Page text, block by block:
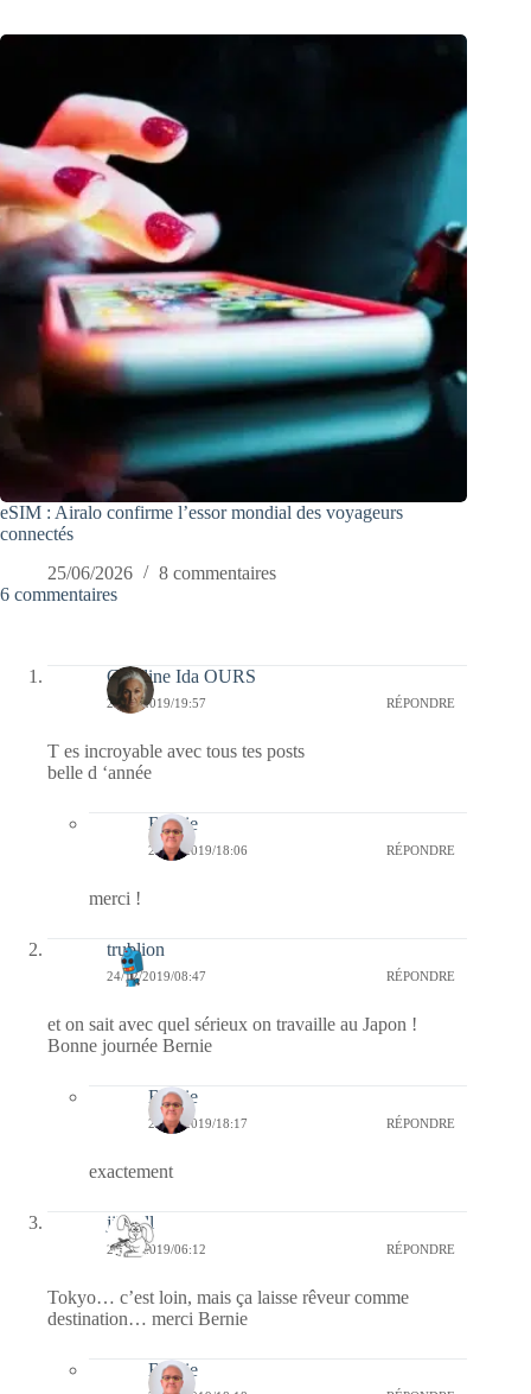
eSIM : Airalo confirme l’essor mondial des voyageurs
connectés
25/06/2026
8 commentaires
6 commentaires
Caroline Ida OURS
26/12/2019/19:57 RÉPONDRE
T es incroyable avec tous tes posts
belle d ‘année
Bernie
27/12/2019/18:06 RÉPONDRE
merci !
trublion
24/12/2019/08:47 RÉPONDRE
et on sait avec quel sérieux on travaille au Japon !
Bonne journée Bernie
Bernie
27/12/2019/18:17 RÉPONDRE
exactement
jill bill
24/12/2019/06:12 RÉPONDRE
Tokyo… c’est loin, mais ça laisse rêveur comme
destination… merci Bernie
Bernie